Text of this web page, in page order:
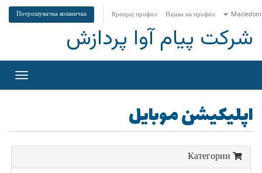
Најава на профил
Креирај профил
Потрошувачка кошничка
شرکت پیام آوا پردازش
ја
اپلیکیشن موبایل